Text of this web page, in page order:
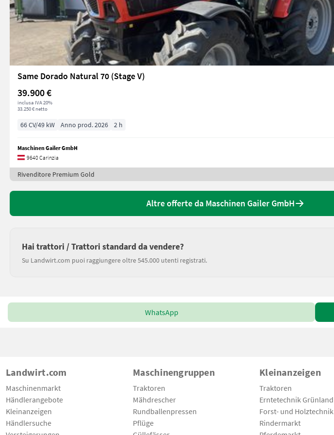
Same Dorado Natural 70 (Stage V)
39.900 €
inclusa IVA 20%
33.250 € netto
66 CV/49 kW Anno prod. 2026 2 h
Maschinen Gailer GmbH
9640 Carinzia
Rivenditore Premium Gold
Altre offerte da Maschinen Gailer GmbH
Hai trattori / Trattori standard da vendere?
Su Landwirt.com puoi raggiungere oltre 545.000 utenti registrati.
WhatsApp
Landwirt.com
Maschinenmarkt
Händlerangebote
Kleinanzeigen
Händlersuche
Maschinengruppen
Traktoren
Mähdrescher
Rundballenpressen
Pflüge
Kleinanzeigen
Traktoren
Erntetechnik Grünland
Forst- und Holztechnik
Rindermarkt